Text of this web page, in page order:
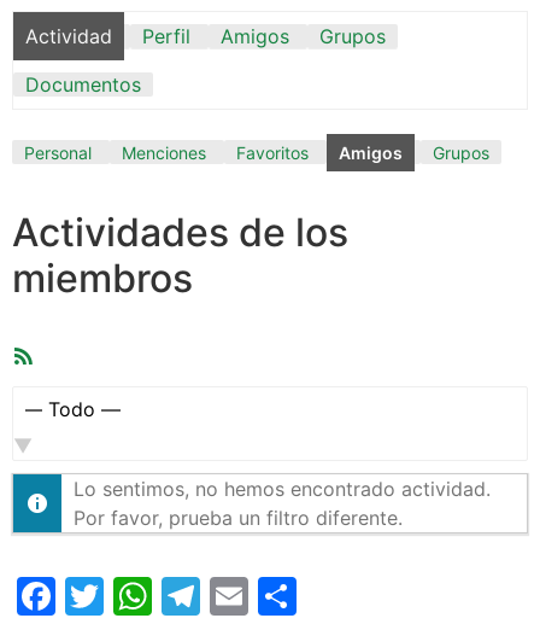
Actividad Perfil Amigos
Grupos
Documentos
Personal Menciones Favoritos Amigos Grupos
Actividades de los
miembros
Mostrar:
Lo sentimos, no hemos encontrado actividad.
Por favor, prueba un filtro diferente.
Facebook
Twitter
WhatsApp
Telegram
Email